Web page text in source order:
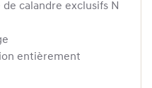
calandre exclusifs N
entièrement